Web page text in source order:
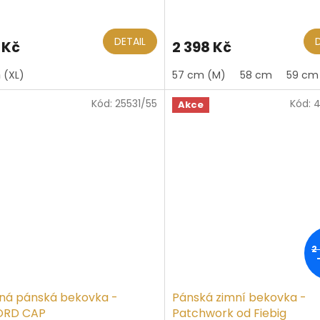
DETAIL
(XL)
je
z
5
hvězdiček.
2 398 Kč
57 cm (M) 58 cm 59 cm
pánská bekovka -
CAP
Kód: 25531/55 Akce
2
Pánská zimní bekovka -
Patchwork od Fiebig
Kód: